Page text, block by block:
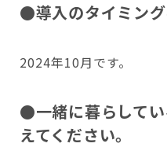
●導入のタイミング
2024年10月です。
●一緒に暮らして
えてください。